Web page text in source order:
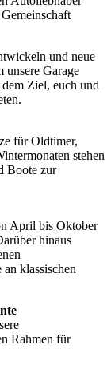
und neue
Garage
Ziel, euch und
für Oldtimer,
stehen
Boote zur
April bis Oktober
hinaus
klassischen
Rahmen für